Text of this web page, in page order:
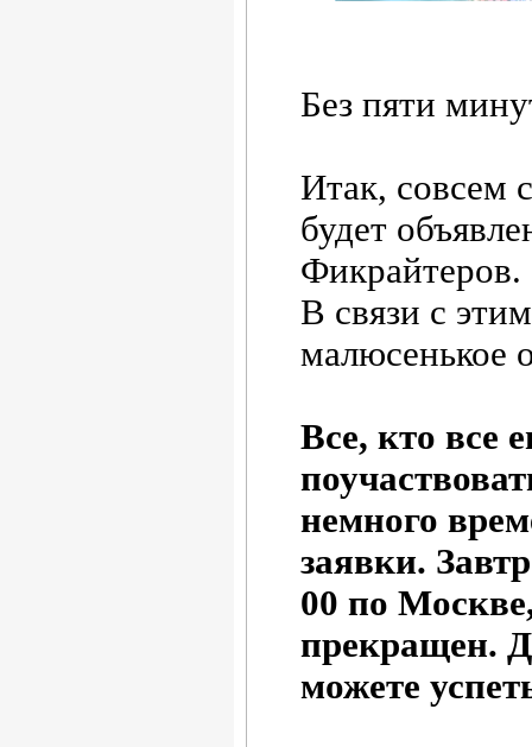
Без пяти
Итак, совсем
будет
Фикрайтеров.
В связи с
малюсенькое
Все, кто все
немного
заявки.
00 по
прекращен.
можете